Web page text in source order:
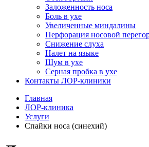
Заложенность носа
Боль в ухе
Увеличенные миндалины
Перфорация носовой
Снижение слуха
Налет на языке
Шум в ухе
Серная пробка в ухе
Контакты ЛОР-клиники
Главная
ЛОР-клиника
Услуги
Спайки носа (синехий)